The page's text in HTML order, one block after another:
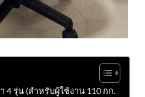
4 รุ่น (สำหรับผู้ใช้งาน 110 กก.